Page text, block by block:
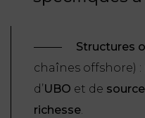
Structures
chaînes offshore)
d’UBO et de
richesse.